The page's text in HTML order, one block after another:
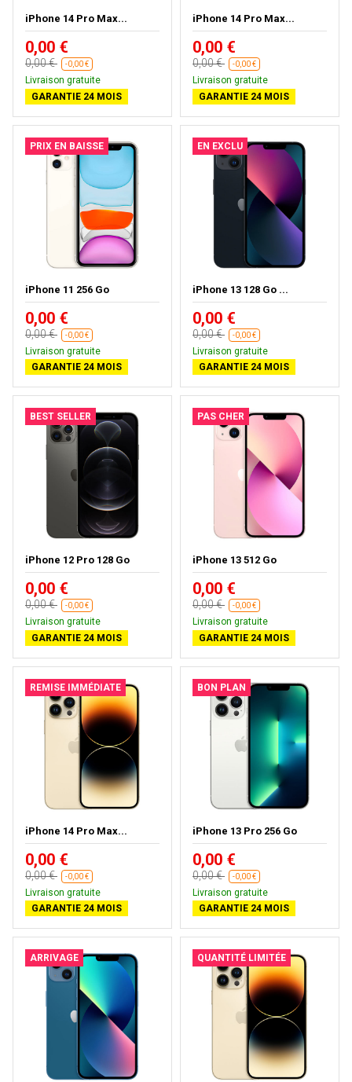
iPhone 14 Pro Max...
0,00 €
0,00 € -0,00 €
Livraison gratuite
GARANTIE 24 MOIS
iPhone 14 Pro Max...
0,00 €
0,00 € -0,00 €
Livraison gratuite
GARANTIE 24 MOIS
PRIX EN BAISSE
iPhone 11 256 Go
0,00 €
0,00 € -0,00 €
Livraison gratuite
GARANTIE 24 MOIS
EN EXCLU
iPhone 13 128 Go ...
0,00 €
0,00 € -0,00 €
Livraison gratuite
GARANTIE 24 MOIS
BEST SELLER
iPhone 12 Pro 128 Go
0,00 €
0,00 € -0,00 €
Livraison gratuite
GARANTIE 24 MOIS
PAS CHER
iPhone 13 512 Go
0,00 €
0,00 € -0,00 €
Livraison gratuite
GARANTIE 24 MOIS
REMISE IMMÉDIATE
iPhone 14 Pro Max...
0,00 €
0,00 € -0,00 €
Livraison gratuite
GARANTIE 24 MOIS
BON PLAN
iPhone 13 Pro 256 Go
0,00 €
0,00 € -0,00 €
Livraison gratuite
GARANTIE 24 MOIS
ARRIVAGE QUANTITÉ LIMITÉE